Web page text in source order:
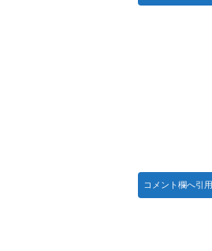
イール」+埋めネタ「ファイアホイール
」
コメント欄へ引用